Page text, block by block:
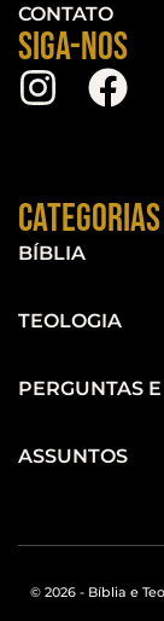
CONTATO
Siga-nos
Categorias
BÍBLIA
TEOLOGIA
PERGUNTAS
ASSUNTOS
© 2026 - Bíblia e